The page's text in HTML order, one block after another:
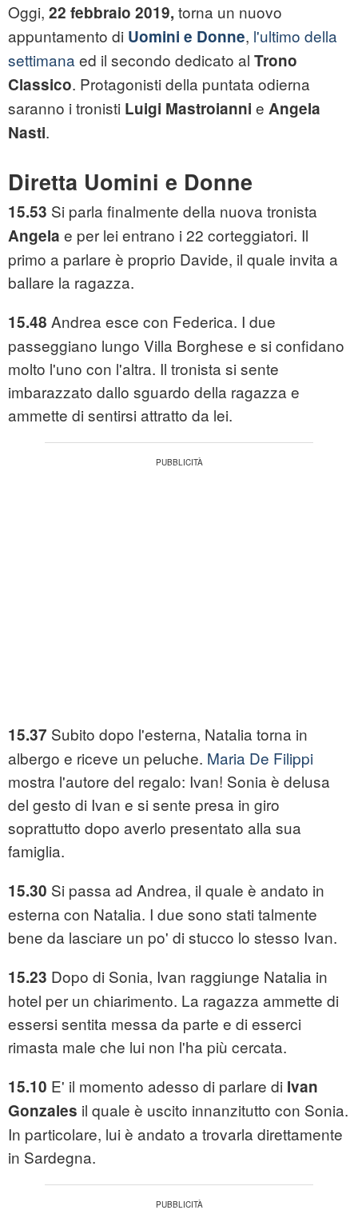
Oggi, 22 febbraio 2019, torna un nuovo
appuntamento di Uomini e Donne, l'ultimo della
settimana ed il secondo dedicato al Trono
Classico. Protagonisti della puntata odierna
saranno i tronisti Luigi Mastroianni e Angela
Nasti.
Diretta Uomini e Donne
15.53 Si parla finalmente della nuova tronista
Angela e per lei entrano i 22 corteggiatori. Il
primo a parlare è proprio Davide, il quale invita a
ballare la ragazza.
15.48 Andrea esce con Federica. I due
passeggiano lungo Villa Borghese e si confidano
molto l'uno con l'altra. Il tronista si sente
imbarazzato dallo sguardo della ragazza e
ammette di sentirsi attratto da lei.
15.37 Subito dopo l'esterna, Natalia torna in
albergo e riceve un peluche. Maria De Filippi
mostra l'autore del regalo: Ivan! Sonia è delusa
del gesto di Ivan e si sente presa in giro
soprattutto dopo averlo presentato alla sua
famiglia.
15.30 Si passa ad Andrea, il quale è andato in
esterna con Natalia. I due sono stati talmente
bene da lasciare un po' di stucco lo stesso Ivan.
15.23 Dopo di Sonia, Ivan raggiunge Natalia in
hotel per un chiarimento. La ragazza ammette di
essersi sentita messa da parte e di esserci
rimasta male che lui non l'ha più cercata.
15.10 E' il momento adesso di parlare di Ivan
Gonzales il quale è uscito innanzitutto con Sonia.
In particolare, lui è andato a trovarla direttamente
in Sardegna.